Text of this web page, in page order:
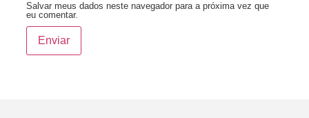
Salvar meus dados neste navegador para a próxima vez que
eu comentar.